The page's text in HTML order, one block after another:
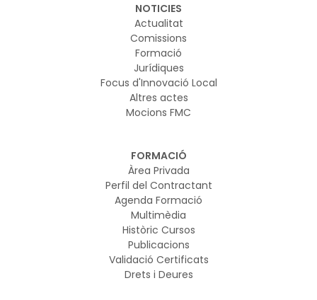
NOTICIES
Actualitat
Comissions
Formació
Jurídiques
Focus d'Innovació Local
Altres actes
Mocions FMC
FORMACIÓ
Àrea Privada
Perfil del Contractant
Agenda Formació
Multimèdia
Històric Cursos
Publicacions
Validació Certificats
Drets i Deures